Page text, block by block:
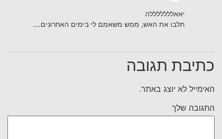
יאאלללללללה
תלבו את האש, ממש משאמם לי בימים האחרונים….
כתיבת תגובה
האימייל לא יוצג באתר.
התגובה שלך